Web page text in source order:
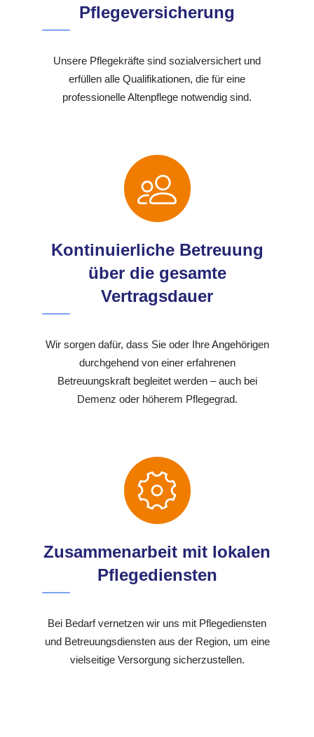
Pflegeversicherung
Unsere Pflegekräfte sind sozialversichert und
erfüllen alle Qualifikationen, die für eine
professionelle Altenpflege notwendig sind.
Kontinuierliche Betreuung
über die gesamte
Vertragsdauer
Wir sorgen dafür, dass Sie oder Ihre Angehörigen
durchgehend von einer erfahrenen
Betreuungskraft begleitet werden – auch bei
Demenz oder höherem Pflegegrad.
Zusammenarbeit mit lokalen
Pflegediensten
Bei Bedarf vernetzen wir uns mit Pflegediensten
und Betreuungsdiensten aus der Region, um eine
vielseitige Versorgung sicherzustellen.